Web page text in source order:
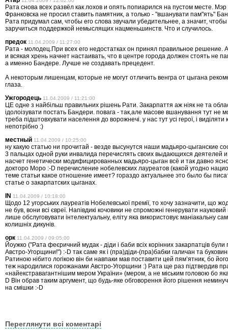
Рата снова всех развёл как лохов и опять попиарился на пустом месте.
Франковска не просил ставить памятник, а только - "вшанувати пам"ять"
Рата придумал сам, чтобы его слова звучали убедительнее, а значит,
заручиться поддержкой немыслящих нацменьшинств. Что и случилось.
предок 11.04.2009 / 11:27:00
Рата - молодец.При всех его недостатках он принял правильное решение.
и всякая хрень начнет настаивать, что в центре города должен стоять не
а именно Бандере. Лучше не создавать прецедент.
А некоторым лишенцам, которые не могут отличить венгра от цыгана
глаза.
Ужгородець 11.04.2009 / 11:21:00
ЦЕ одне з найбільш правильних рішень Рати. Закарпаття аж ніяк не та
ідолоізувати постать Бандери. повага - так,але масове вшанування тут не
треба підштовхувати населення до ворожнечі. у нас тут усі герої, і виділяти
непотрібно :)
местный 11.04.2009 / 10:25:00
ну какую статью ни прочитай - везде высунутся наши мадьяро-цыганские
3 пальцах одной руки инвалида перечислять своих выдающихся деятелей и
насчет генетически модифицированных мадьяро-цыган всё и так давно
докторо Моро :-D перечисление нобелевских лауреатов (какой угодно
теме статьи какое отношение имеет? гораздо актуальнее это было бы
статье о закарпатских цыганах.
IN 11.04.2009 / 10:18:00
Щодо 12 угорських лауреатів Нобелевської премії, то хочу зазначити, що
не був, вони всі євреї. Напівдикі кочовики не спроможні генерувати
лише обслуговувати інтелектуальну, еліту яка використовує маніакальну
колишніх дикунів.
орк 11.04.2009 / 09:05:00
Йоужко ("Рата феєричний мудак - діди і баби всіх корінних закарпатців
Австро-Угорщини!") :-D так саме як i (пра)дiди-(пра)бабки галичан та
Ратиною нiбито логiкою вiн би навпаки мав поставити цей пям’ятник, бо
теж народилися горожанами Австро-Угорщини :) Рата ще раз пiдтвердив
«найекстравагантнiшим мером України» (мером, а не мiським головою бо
D Він обрав таким аргумент, що будь-яке обговорення його рішення
на смішки :-D
Переглянути всі коментарі